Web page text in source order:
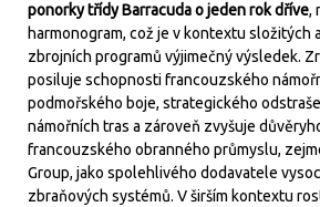
ponorky třídy Barracuda o jeden rok dříve,
harmonogram, což je v kontextu složitých
zbrojních programů výjimečný výsledek.
posiluje schopnosti francouzského
podmořského boje, strategického
námořních tras a zároveň zvyšuje
francouzského obranného průmyslu,
Group, jako spolehlivého dodavatele
zbraňových systémů. V širším kontextu